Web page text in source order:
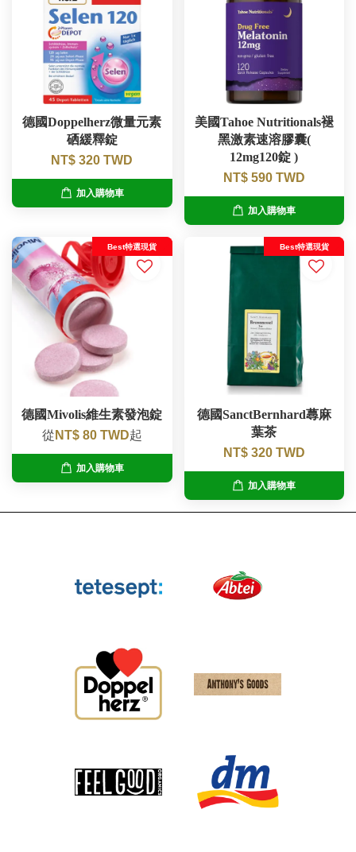
德國Doppelherz微量元素
硒緩釋錠
NT$ 320 TWD
加入購物車
美國Tahoe Nutritionals褪
黑激素速溶膠囊(
12mg120錠 )
NT$ 590 TWD
加入購物車
Best特選現貨
德國Mivolis維生素發泡錠
從 NT$ 80 TWD起
加入購物車
Best特選現貨
德國SanctBernhard蕁麻
葉茶
NT$ 320 TWD
加入購物車